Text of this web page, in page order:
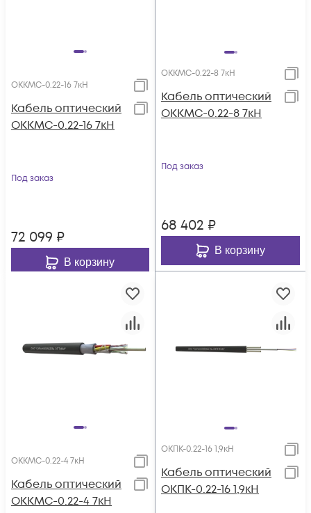
ОККМС-0.22-16 7кН
Кабель оптический
ОККМС-0.22-16 7кН
Под заказ
72 099 ₽
В корзину
ОККМС-0.22-8 7кН
Кабель оптический
ОККМС-0.22-8 7кН
Под заказ
68 402 ₽
В корзину
ОККМС-0.22-4 7кН
Кабель оптический
ОККМС-0.22-4 7кН
ОКПК-0.22-16 1,9кН
Кабель оптический
ОКПК-0.22-16 1,9кН